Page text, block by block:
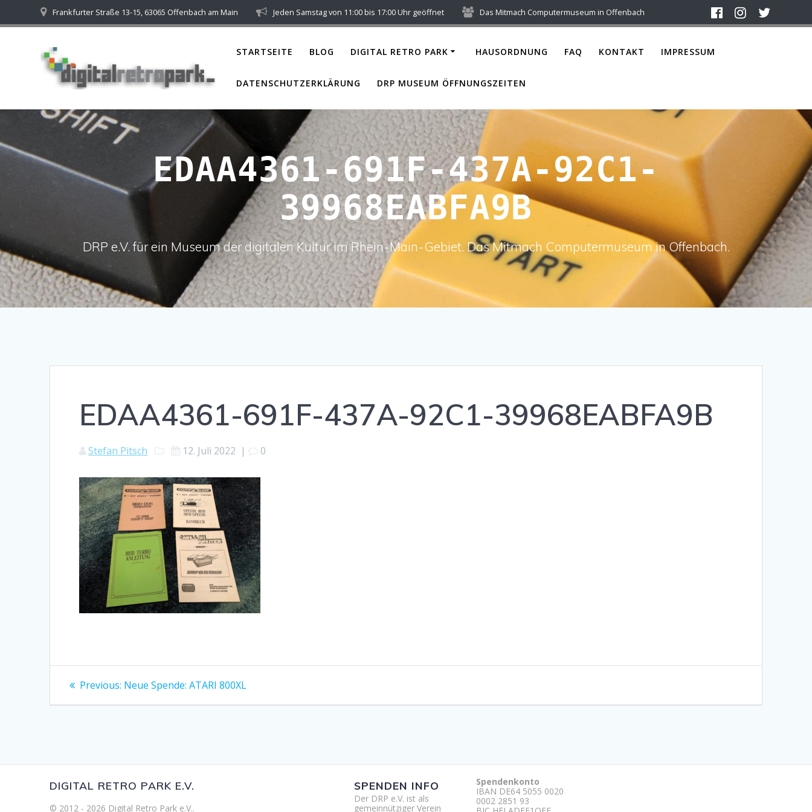
to
Frankfurter Straße 13-15, 63065 Offenbach am Main Jeden Samstag von 11:00 bis 17:00 Uhr geöffnet Das Mitmach Computermuseum in Offenbach
STARTSEITE BLOG DIGITAL RETRO PARK HAUSORDNUNG FAQ KONTAKT IMPRESSUM
DATENSCHUTZERKLÄRUNG DRP MUSEUM ÖFFNUNGSZEITEN
EDAA4361-691F-437A-92C1-
39968EABFA9B
DRP e.V. für ein Museum der digitalen Kultur im Rhein-Main-Gebiet. Das Mitmach Computermuseum in Offenbach.
EDAA4361-691F-437A-92C1-39968EABFA9B
Stefan Pitsch 12. Juli 2022 | 0
Beitragsnavigation
Previous: Previous
Neue Spende: ATARI 800XL
DIGITAL RETRO PARK E.V.
© 2012 - 2026 Digital Retro Park e.V..
SPENDEN INFO
Der DRP e.V. ist als
gemeinnütziger Verein
Spendenkonto
IBAN DE64 5055 0020
0002 2851 93